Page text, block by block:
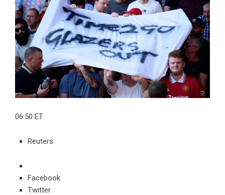
06:50 ET
Reuters
Facebook
Twitter